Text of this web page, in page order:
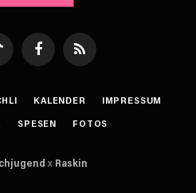
FacebookRSS
KALENDER
IMPRESSUM
SPESEN FOTOS
x Raskin